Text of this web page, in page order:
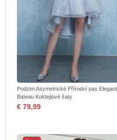
Podzim Asymetrické Přírodní pas
Bateau Koktejlové šaty
€ 79,99